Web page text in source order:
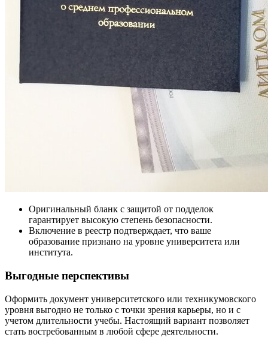
Оригинальный бланк с защитой от подделок
гарантирует высокую степень безопасности.
Включение в реестр подтверждает, что ваше
образование признано на уровне университета или
института.
Выгодные перспективы
Оформить документ университетского или техникумовского
уровня выгодно не только с точки зрения карьеры, но и с
учетом длительности учебы. Настоящий вариант позволяет
стать востребованным в любой сфере деятельности.